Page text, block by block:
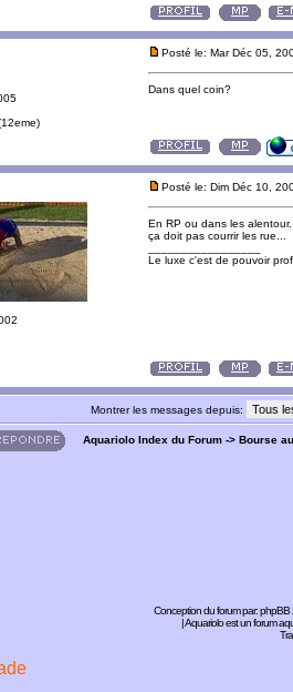
Posté le: Mar Déc 05,
Dans quel coin?
Posté le: Dim Déc 10,
En RP ou dans les
ça doit pas courrir les rue...
Le luxe c'est de pouvoir
Montrer les messages depuis:
Aquariolo Index du Forum -> Bourse
Conception du forum par:phpBB
| Aquariolo est un forum